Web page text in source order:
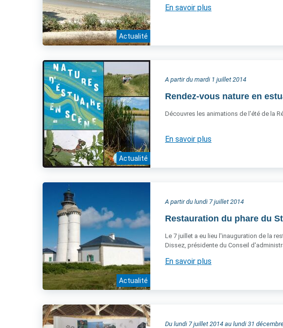
Actualité
En savoir plus
Actualité
A partir du mardi 1 juillet 2014
Rendez-vous nature en
Découvres les animations de l'été de la
En savoir plus
Actualité
A partir du lundi 7 juillet 2014
Restauration du phare du
Le 7 juillet a eu lieu l'inauguration de la
Dissez, présidente du Conseil
En savoir plus
Du lundi 7 juillet 2014 au lundi 31